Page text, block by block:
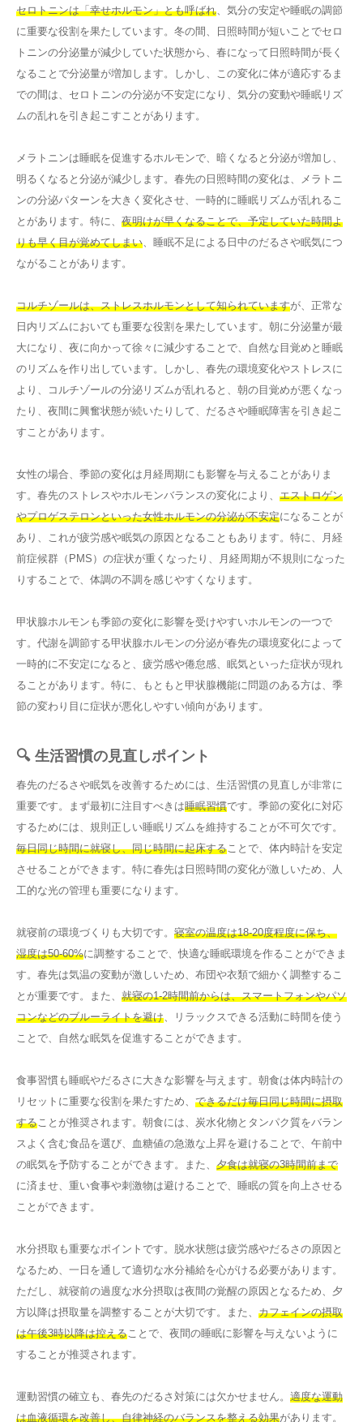
セロトニンは「幸せホルモン」とも呼ばれ 、気分の安定や睡眠の調節
に重要な役割を果たしています。冬の間、日照時間が短いことでセロ
トニンの分泌量が減少していた状態から、春になって日照時間が長く
なることで分泌量が増加します。しかし、この変化に体が適応するま
での間は、セロトニンの分泌が不安定になり、気分の変動や睡眠リズ
ムの乱れを引き起こすことがあります。
メラトニンは睡眠を促進するホルモンで、暗くなると分泌が増加し、
明るくなると分泌が減少します。春先の日照時間の変化は、メラトニ
ンの分泌パターンを大きく変化させ、一時的に睡眠リズムが乱れるこ
とがあります。特に、 夜明けが早くなることで、予定していた時間よ
りも早く目が覚めてしまい 、睡眠不足による日中のだるさや眠気につ
ながることがあります。
コルチゾールは、ストレスホルモンとして知られていますが、正常な
日内リズムにおいても重要な役割を果たしています。朝に分泌量が最
大になり、夜に向かって徐々に減少することで、自然な目覚めと睡眠
のリズムを作り出しています。しかし、春先の環境変化やストレスに
より、コルチゾールの分泌リズムが乱れると、朝の目覚めが悪くなっ
たり、夜間に興奮状態が続いたりして、だるさや睡眠障害を引き起こ
すことがあります。
女性の場合、季節の変化は月経周期にも影響を与えることがありま
す。春先のストレスやホルモンバランスの変化により、 エストロゲン
やプロゲステロンといった女性ホルモンの分泌が不安定になることが
あり、これが疲労感や眠気の原因となることもあります。特に、月経
前症候群（PMS）の症状が重くなったり、月経周期が不規則になった
りすることで、体調の不調を感じやすくなります。
甲状腺ホルモンも季節の変化に影響を受けやすいホルモンの一つで
す。代謝を調節する甲状腺ホルモンの分泌が春先の環境変化によって
一時的に不安定になると、疲労感や倦怠感、眠気といった症状が現れ
ることがあります。特に、もともと甲状腺機能に問題のある方は、季
節の変わり目に症状が悪化しやすい傾向があります。
🔍 生活習慣の見直しポイント
春先のだるさや眠気を改善するためには、生活習慣の見直しが非常に
重要です。まず最初に注目すべきは睡眠習慣です。季節の変化に対応
するためには、規則正しい睡眠リズムを維持することが不可欠です。
毎日同じ時間に就寝し、同じ時間に起床する ことで、体内時計を安定
させることができます。特に春先は日照時間の変化が激しいため、人
工的な光の管理も重要になります。
就寝前の環境づくりも大切です。 寝室の温度は18-20度程度に保ち、
湿度は50-60%に調整することで、快適な睡眠環境を作ることができま
す。春先は気温の変動が激しいため、布団や衣類で細かく調整するこ
とが重要です。また、 就寝の1-2時間前からは、スマートフォンやパソ
コンなどのブルーライトを避け 、リラックスできる活動に時間を使う
ことで、自然な眠気を促進することができます。
食事習慣も睡眠やだるさに大きな影響を与えます。朝食は体内時計の
リセットに重要な役割を果たすため、 できるだけ毎日同じ時間に摂取
する ことが推奨されます。朝食には、炭水化物とタンパク質をバラン
スよく含む食品を選び、血糖値の急激な上昇を避けることで、午前中
の眠気を予防することができます。また、 夕食は就寝の3時間前まで
に済ませ、重い食事や刺激物は避けることで、睡眠の質を向上させる
ことができます。
水分摂取も重要なポイントです。脱水状態は疲労感やだるさの原因と
なるため、一日を通して適切な水分補給を心がける必要があります。
ただし、就寝前の過度な水分摂取は夜間の覚醒の原因となるため、夕
方以降は摂取量を調整することが大切です。また、 カフェインの摂取
は午後3時以降は控える ことで、夜間の睡眠に影響を与えないように
することが推奨されます。
運動習慣の確立も、春先のだるさ対策には欠かせません。 適度な運動
は血液循環を改善し、自律神経のバランスを整える効果があります。